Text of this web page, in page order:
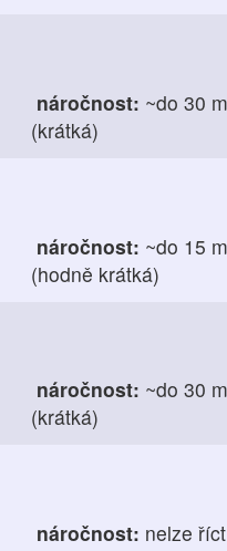
náročnost: ~do 30
(krátká)
náročnost: ~do 15
(hodně krátká)
náročnost: ~do 30
(krátká)
náročnost: nelze říct